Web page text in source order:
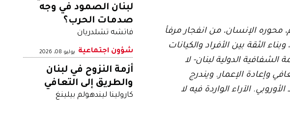
محوره الإنسان، من انفجار مرفأ
الثقة بين الأفراد والكيانات
الدولية لبنان- لا
وإعادة الإعمار. ويندرج
الآراء الواردة فيه لا
لبنان الصمود في وجه
صدمات الحرب؟
فاتشه تشلدريان
شؤون اجتماعية يوليو 08، 2026
أزمة النزوح في لبنان
والطريق إلى التعافي
كارولينا ليندهولم بيلينغ